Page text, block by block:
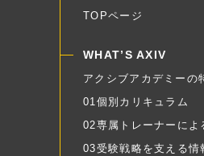
TOPページ
WHAT’S AXIV
アクシブアカデミーの
01個別カリキュラム
02専属トレーナーによ
03受験戦略を支える情